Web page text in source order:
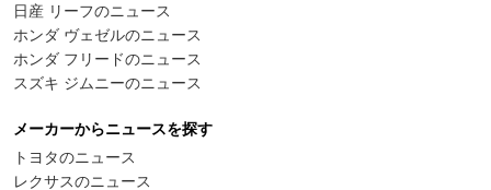
日産 リーフのニュース
ホンダ ヴェゼルのニュース
ホンダ フリードのニュース
スズキ ジムニーのニュース
メーカーからニュースを探す
トヨタのニュース
レクサスのニュース